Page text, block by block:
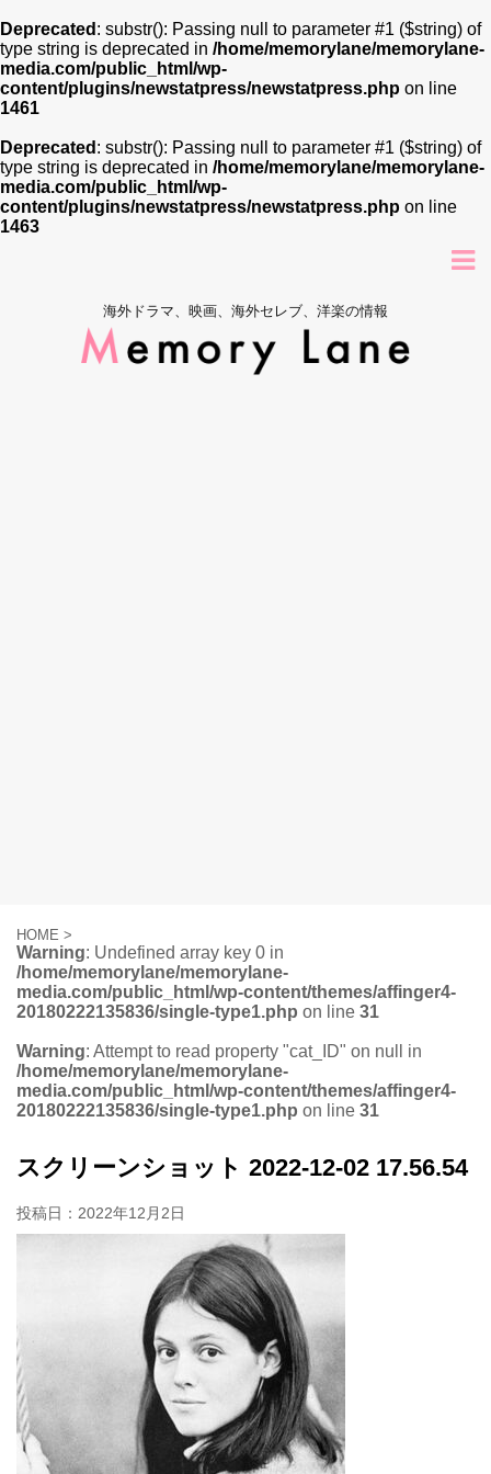
Deprecated : substr(): Passing null to parameter #1 ($string) of
type string is deprecated in /home/memorylane/memorylane-
media.com/public_html/wp-
content/plugins/newstatpress/newstatpress.php on line
1461
Deprecated : substr(): Passing null to parameter #1 ($string) of
type string is deprecated in /home/memorylane/memorylane-
media.com/public_html/wp-
content/plugins/newstatpress/newstatpress.php on line
1463
海外ドラマ、映画、海外セレブ、洋楽の情報
HOME >
Warning: Undefined array key 0 in
/home/memorylane/memorylane-
media.com/public_html/wp-content/themes/affinger4-
20180222135836/single-type1.php on line 31
Warning: Attempt to read property "cat_ID" on null in
/home/memorylane/memorylane-
media.com/public_html/wp-content/themes/affinger4-
20180222135836/single-type1.php on line 31
スクリーンショット 2022-12-02 17.56.54
投稿日： 2022年12月2日